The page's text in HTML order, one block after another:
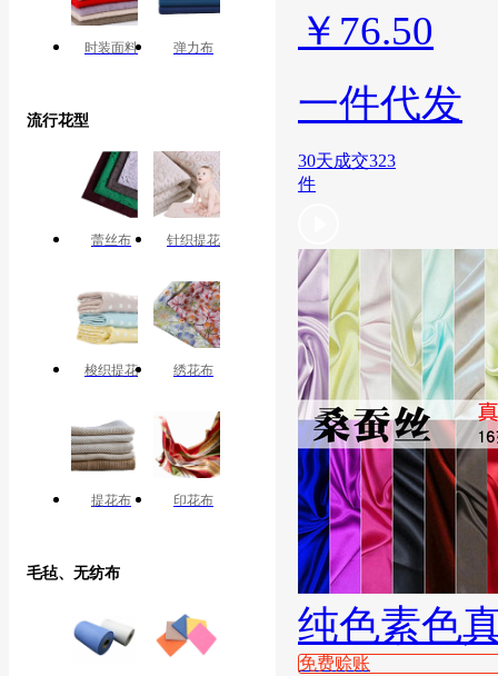
时装面料 弹力布
流行花型
蕾丝布 针织提花
梭织提花 绣花布
提花布 印花布
毛毡、无纺布
￥ 76.50
一件代发
30天成交323
件
纯色素色
免费赊账